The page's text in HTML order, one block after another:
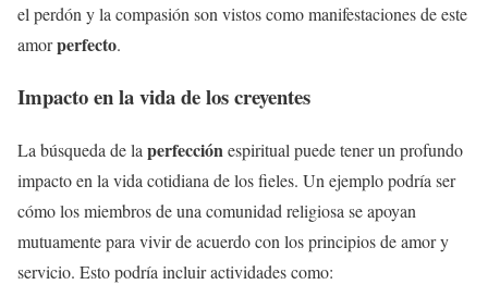
el perdón y la compasión son vistos como manifestaciones de este
amorperfecto.
Impacto en la vida de los creyentes
La búsqueda de la perfecciónespiritual puede tener un profundo
impacto en la vida cotidiana de los fieles. Un ejemplo podría ser
cómo los miembros de una comunidad religiosa se apoyan
mutuamente para vivir de acuerdo con los principios de amor y
servicio. Esto podría incluir actividades como: